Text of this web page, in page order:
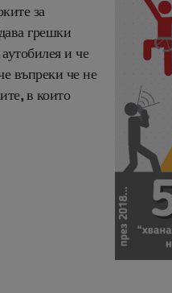
за
грешки
и че
въпреки че не
в които